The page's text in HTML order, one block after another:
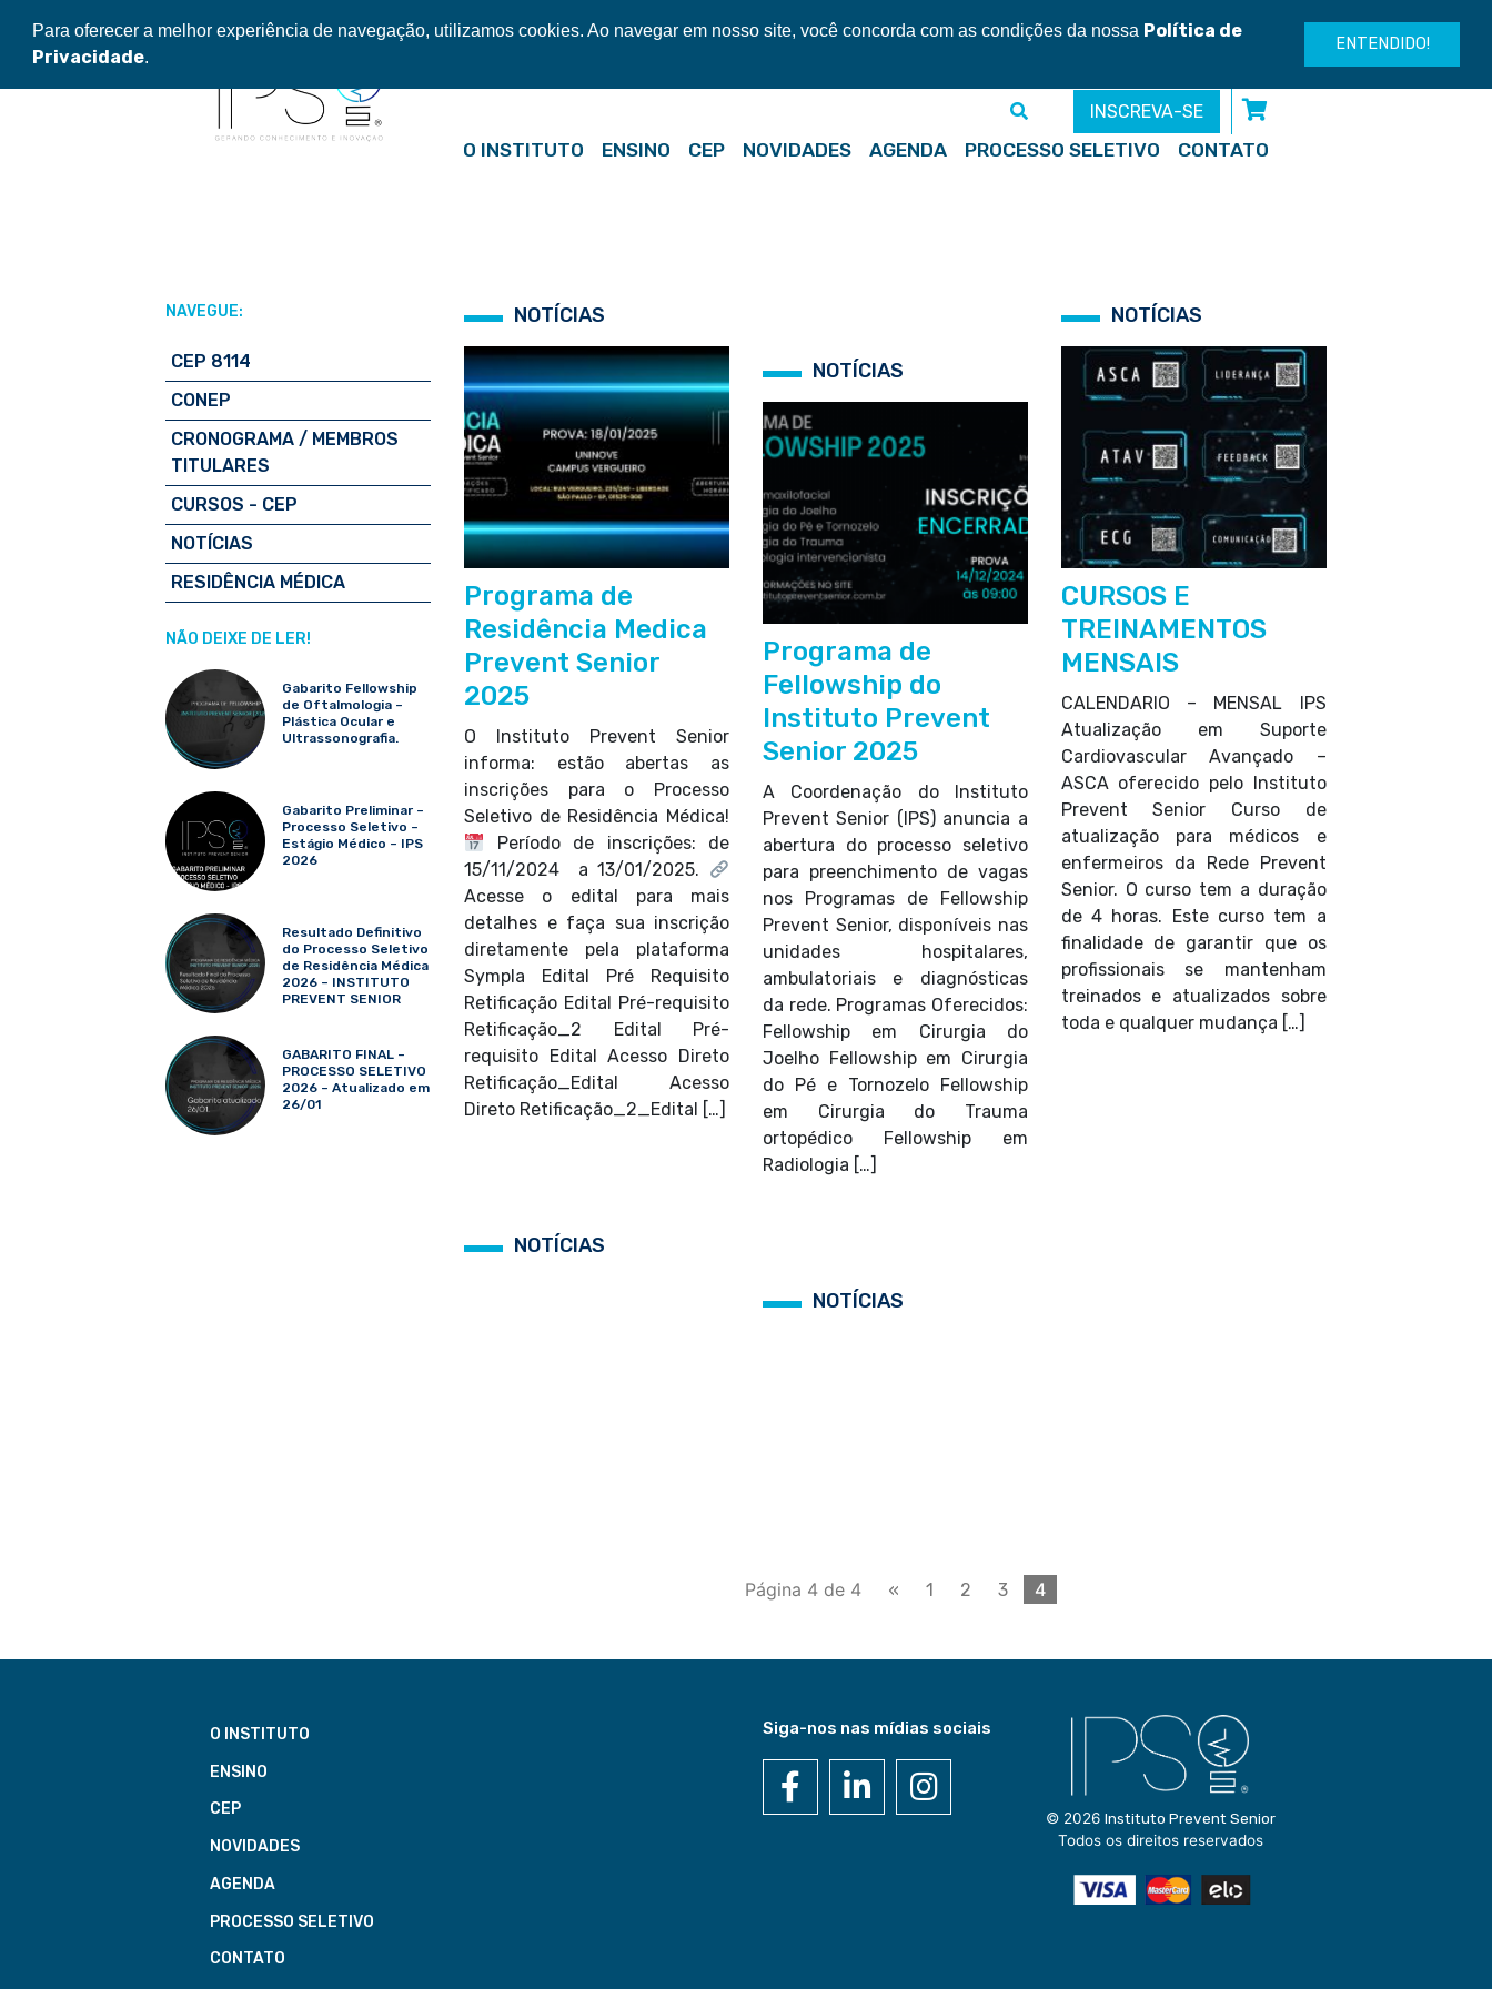
Para oferecer a melhor experiência de navegação, utilizamos cookies. Ao navegar em nosso site, você concorda com as condições da nossa Política de
Privacidade.
ENTENDIDO!
para
conteúdo
Entre ou cadastre-se
INSCREVA-SE
O INSTITUTO ENSINO CEP NOVIDADES AGENDA PROCESSO SELETIVO CONTATO
NAVEGUE:
CEP 8114
CONEP
CRONOGRAMA / MEMBROS
TITULARES
CURSOS - CEP
NOTÍCIAS
RESIDÊNCIA MÉDICA
NÃO DEIXE DE LER!
Gabarito Fellowship
de Oftalmologia –
Plástica Ocular e
Ultrassonografia.
Gabarito Preliminar –
Processo Seletivo –
Estágio Médico – IPS
2026
Resultado Definitivo
do Processo Seletivo
de Residência Médica
2026 – INSTITUTO
PREVENT SENIOR
GABARITO FINAL –
PROCESSO SELETIVO
2026 – Atualizado em
26/01
NOTÍCIAS
Programa de
Residência Medica
Prevent Senior
2025
O Instituto Prevent Senior
informa: estão abertas as
inscrições para o Processo
Seletivo de Residência Médica!
Período de inscrições: de
15/11/2024 a 13/01/2025.
Acesse o edital para mais
detalhes e faça sua inscrição
diretamente pela plataforma
Sympla Edital Pré Requisito
Retificação Edital Pré-requisito
Retificação_2 Edital Pré-
requisito Edital Acesso Direto
Retificação_Edital Acesso
Direto Retificação_2_Edital […]
NOTÍCIAS
Programa de
Fellowship do
Instituto Prevent
Senior 2025
A Coordenação do Instituto
Prevent Senior (IPS) anuncia a
abertura do processo seletivo
para preenchimento de vagas
nos Programas de Fellowship
Prevent Senior, disponíveis nas
unidades hospitalares,
ambulatoriais e diagnósticas
da rede. Programas Oferecidos:
Fellowship em Cirurgia do
Joelho Fellowship em Cirurgia
do Pé e Tornozelo Fellowship
em Cirurgia do Trauma
ortopédico Fellowship em
Radiologia […]
NOTÍCIAS
CURSOS E
TREINAMENTOS
MENSAIS
CALENDARIO – MENSAL IPS
Atualização em Suporte
Cardiovascular Avançado –
ASCA oferecido pelo Instituto
Prevent Senior Curso de
atualização para médicos e
enfermeiros da Rede Prevent
Senior. O curso tem a duração
de 4 horas. Este curso tem a
finalidade de garantir que os
profissionais se mantenham
treinados e atualizados sobre
toda e qualquer mudança […]
NOTÍCIAS
NOTÍCIAS
Página 4 de 4 « 1 2 3 4
O INSTITUTO
ENSINO
CEP
NOVIDADES
AGENDA
PROCESSO SELETIVO
CONTATO
Siga-nos nas mídias sociais
© 2026 Instituto Prevent Senior
Todos os direitos reservados